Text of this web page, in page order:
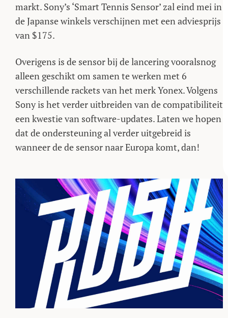
markt. Sony’s ‘Smart Tennis Sensor’ zal eind mei in
de Japanse winkels verschijnen met een adviesprijs
van $175.
Overigens is de sensor bij de lancering vooralsnog
alleen geschikt om samen te werken met 6
verschillende rackets van het merk Yonex. Volgens
Sony is het verder uitbreiden van de compatibiliteit
een kwestie van software-updates. Laten we hopen
dat de ondersteuning al verder uitgebreid is
wanneer de de sensor naar Europa komt, dan!